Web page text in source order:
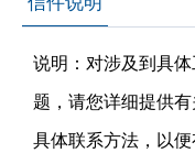
说明：对涉及到具
题，请您详细提供
具体联系方法，以